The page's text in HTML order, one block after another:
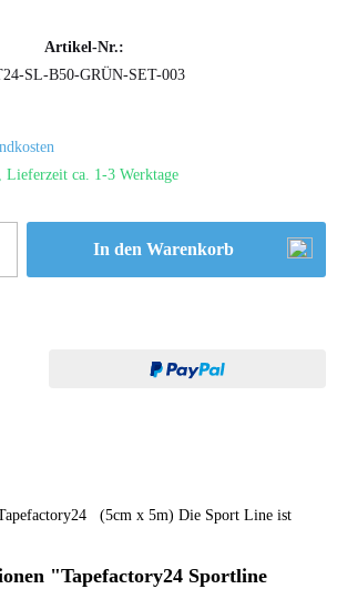
Artikel-Nr.:
SL-B50-GRÜN-SET-003
Lieferzeit ca. 1-3 Werktage
In den Warenkorb
(5cm x 5m) Die Sport Line ist
"Tapefactory24 Sportline